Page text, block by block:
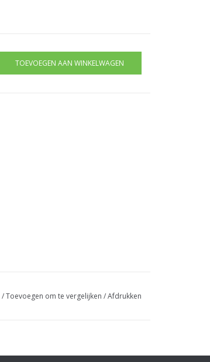
TOEVOEGEN AAN WINKELWAGEN
/Toevoegen om te vergelijken /Afdrukken